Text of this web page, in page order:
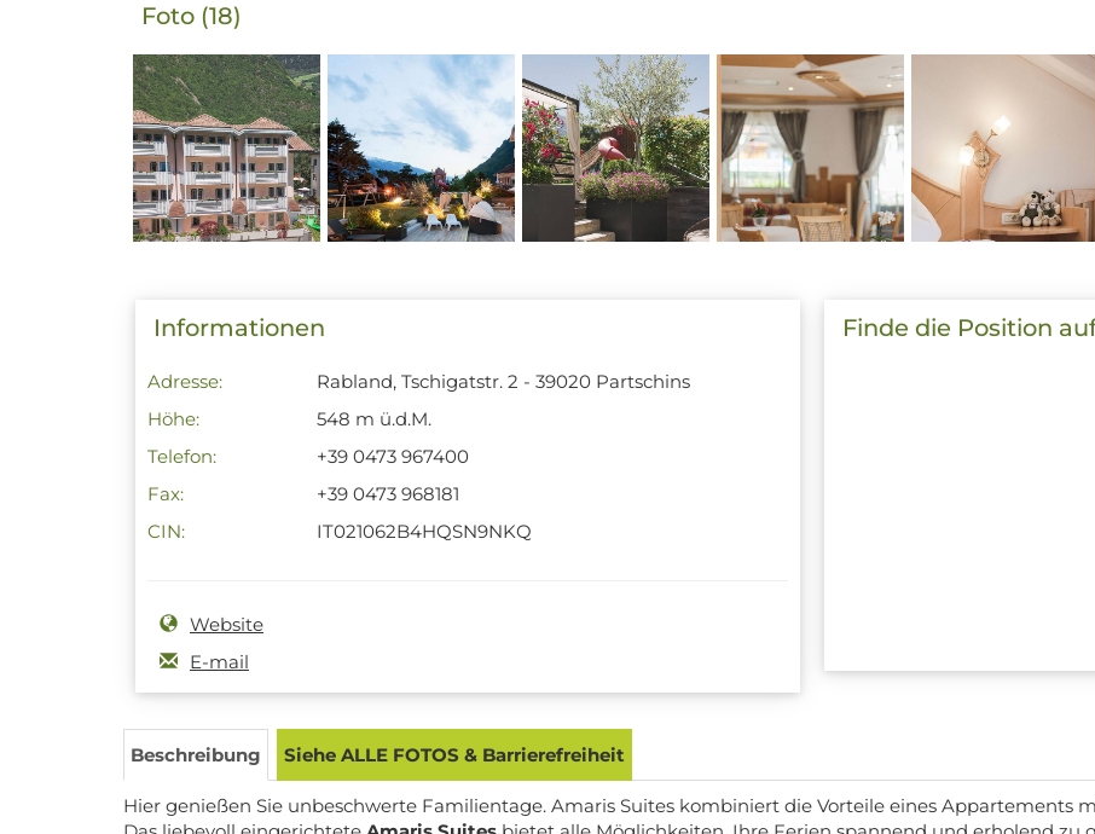
Foto (18)
Informationen
Adresse:
Rabland, Tschigatstr. 2 - 39020 Partschins
Höhe:
548 m ü.d.M.
Telefon:
+39 0473 967400
Fax:
+39 0473 968181
CIN:
IT021062B4HQSN9NKQ
Website
E-mail
Finde die Position
Beschreibung Siehe ALLE FOTOS & Barrierefreiheit
Hier genießen Sie unbeschwerte Familientage. Amaris Suites kombiniert die Vorteile eines Appartements